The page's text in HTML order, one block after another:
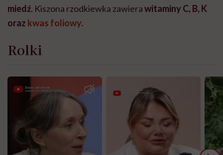
miedź. Kiszona rzodkiewka zawierawitaminy C, B, K
oraz kwas foliowy.
Rolki